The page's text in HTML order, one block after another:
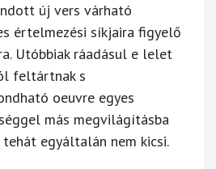
új vers várható
értelmezési síkjaira figyelő
Utóbbiak ráadásul e lelet
feltártnak s
oeuvre egyes
más megvilágításba
egyáltalán nem kicsi.